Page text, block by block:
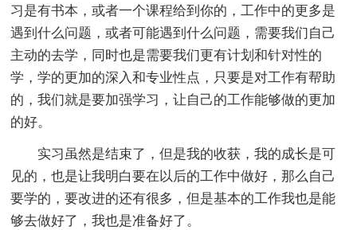
习是有书本，或者一个课程给到你的，工作中的更多是
遇到什么问题，或者可能遇到什么问题，需要我们自己
主动的去学，同时也是需要我们更有计划和针对性的
学，学的更加的深入和专业性点，只要是对工作有帮助
的，我们就是要加强学习，让自己的工作能够做的更加
的好。
实习虽然是结束了，但是我的收获，我的成长是可
见的，也是让我明白要在以后的工作中做好，那么自己
要学的，要改进的还有很多，但是基本的工作我也是能
够去做好了，我也是准备好了。